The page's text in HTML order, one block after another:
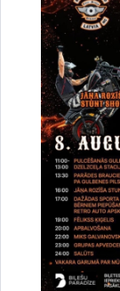
Laiks
10.00